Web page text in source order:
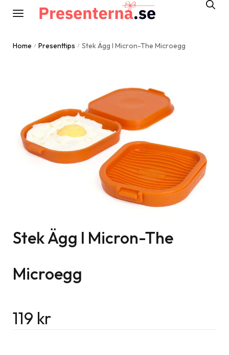
Home / Presenttips / Stek Ägg I Micron-The Microegg
Stek Ägg I Micron-The
Microegg
119 kr